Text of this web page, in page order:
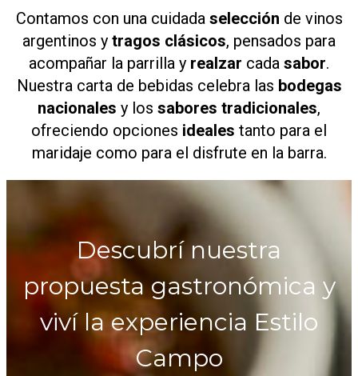
Contamos con una cuidada selección de vinos
argentinos y tragos clásicos, pensados para
acompañar la parrilla y realzar cada sabor.
Nuestra carta de bebidas celebra las bodegas
nacionales y los sabores tradicionales,
ofreciendo opciones ideales tanto para el
maridaje como para el disfrute en la barra.
Descubrí nuestra
propuesta gastronómica y
viví la experiencia Estilo
Campo